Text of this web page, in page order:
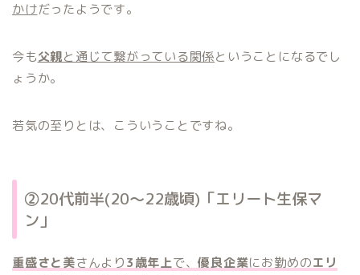
かけだったようです。
今も父親と通じて繋がっている関係ということになるでし
ょうか。
若気の至りとは、こういうことですね。
②20代前半(20〜22歳頃)「エリート生保マ
ン」
重盛さと美さんより3歳年上で、優良企業にお勤めのエリ